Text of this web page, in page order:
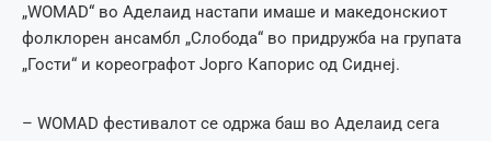
„WOMAD“ во Аделаид настапи имаше и македонскиот
фолклорен ансамбл „Слобода“ во придружба на групата
„Гости“ и кореографот Јорго Капорис од Сиднеј.
– WOMAD фестивалот се одржа баш во Аделаид сега